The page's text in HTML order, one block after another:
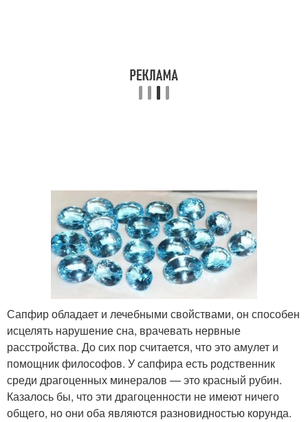
Сапфир обладает и лечебными свойствами, он способен
исцелять нарушение сна, врачевать нервные
расстройства. До сих пор считается, что это амулет и
помощник философов. У сапфира есть родственник
среди драгоценных минералов — это красный рубин.
Казалось бы, что эти драгоценности не имеют ничего
общего, но они оба являются разновидностью корунда.